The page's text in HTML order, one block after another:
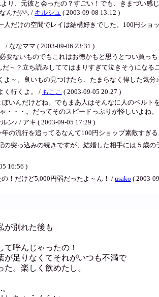
り、元彼と会ったの？すごい！でも、きまづい
んだ(^^; / キルシュ ( 2003-09-08 13:12 )
だけの空間でレイは結構好きでした。100円シ
/ ななママ ( 2003-09-06 23:31 )
ないものでもこれはお徳かもと思うとつい買っ
～？立ち読みしててはまりすぎて泣きそうになる
～。良いもの見つけたら、たまらなく得した気分
く行くよ。 / もここ ( 2003-09-05 20:27 )
んだけどね。でもまあ人はそんなに人のベルト
・・。だってそのスピードっぷりが怪しいよね。
ン♪ / アキ ( 2003-09-05 17:29 )
流行を追ってるなんて100円ショップ素敵すぎる
突っ込みの続きですが、結婚した相手には５歳
16:56 )
！だけど5,000円弱だったよ～ん！ / usako ( 2003-
が別れた後も
呼んじゃったの！
が足りなくてそれがいつも不満で
。楽しく飲めたし。